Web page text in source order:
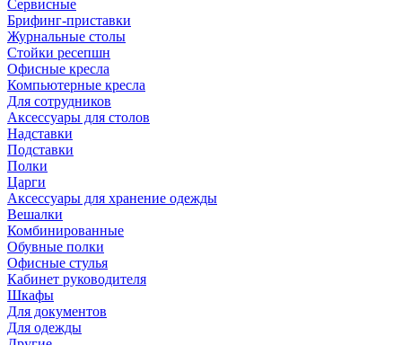
Сервисные
Брифинг-приставки
Журнальные столы
Стойки ресепшн
Офисные кресла
Компьютерные кресла
Для сотрудников
Аксессуары для столов
Надставки
Подставки
Полки
Царги
Аксессуары для хранение одежды
Вешалки
Комбинированные
Обувные полки
Офисные стулья
Кабинет руководителя
Шкафы
Для документов
Для одежды